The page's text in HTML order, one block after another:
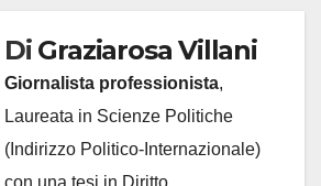
Di Graziarosa Villani
Giornalista professionista,
Laureata in Scienze Politiche
(Indirizzo Politico-Internazionale)